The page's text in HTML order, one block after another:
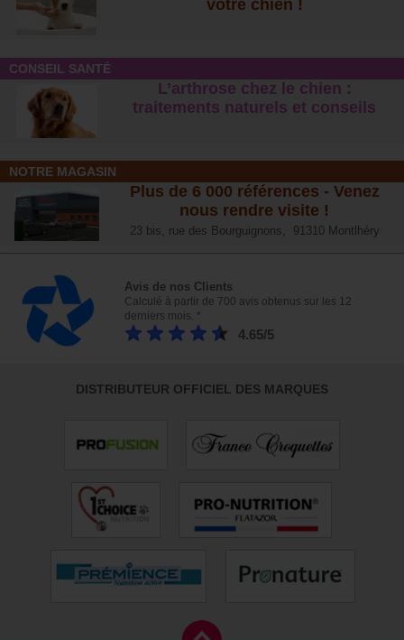
votre chien !
CONSEIL SANTÉ
L’arthrose chez le chien :
traitements naturels et conseils
NOTRE MAGASIN
Plus de 6 000 références - Venez
nous rendre visite !
23 bis, rue des Bourguignons, 91310 Montlhéry
Avis de nos Clients
Calculé à partir de 700 avis obtenus sur les 12
derniers mois. *
4.65/5
DISTRIBUTEUR OFFICIEL DES MARQUES